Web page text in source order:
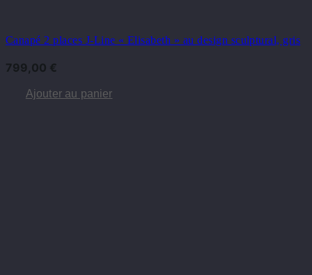
Canapé 2 places J-Line « Elisabeth » au design sculptural, gris
799,00 €
Ajouter au panier